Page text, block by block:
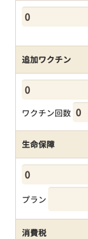
追加ワクチン
ワクチン回数
生命保障
プラン
消費税